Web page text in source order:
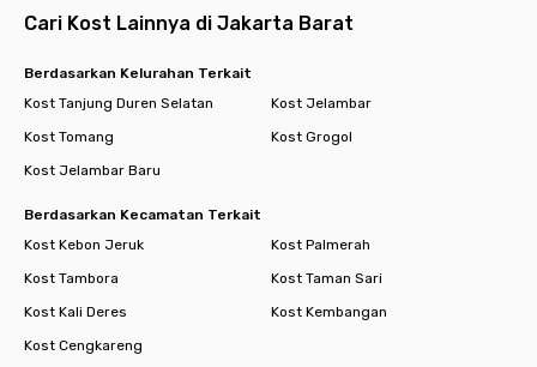
Cari Kost Lainnya di Jakarta Barat
Berdasarkan Kelurahan Terkait
Kost Tanjung Duren Selatan
Kost Jelambar
Kost Tomang
Kost Grogol
Kost Jelambar Baru
Berdasarkan Kecamatan Terkait
Kost Kebon Jeruk
Kost Palmerah
Kost Tambora
Kost Taman Sari
Kost Kali Deres
Kost Kembangan
Kost Cengkareng